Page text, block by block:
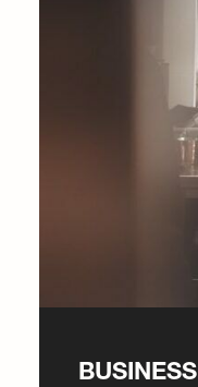
BUSINESS